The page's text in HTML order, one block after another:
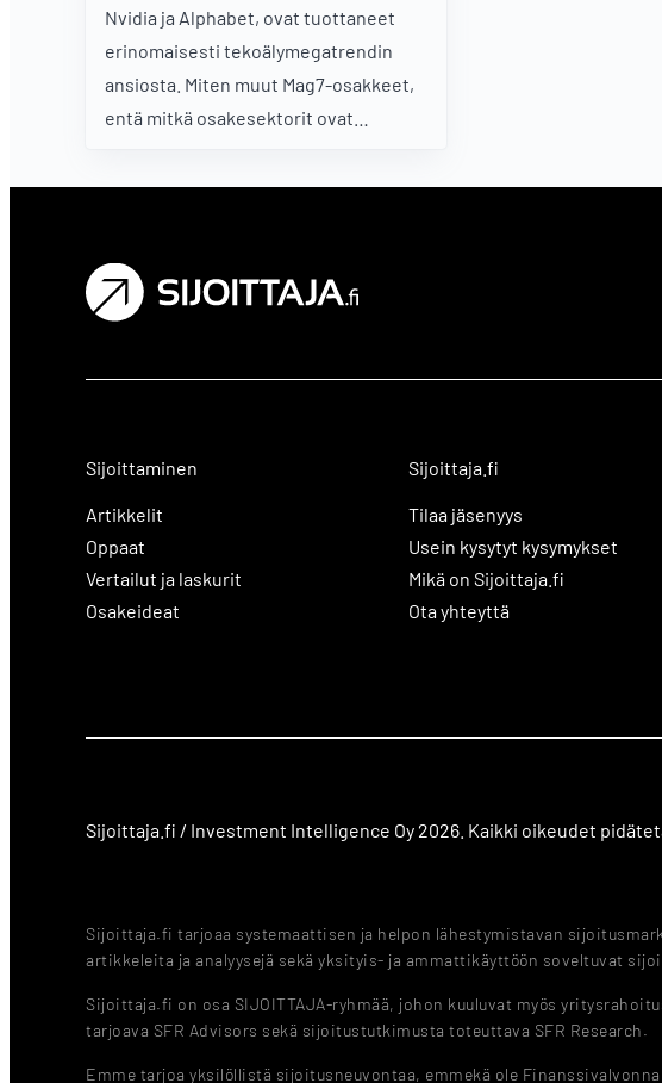
Nvidia ja Alphabet, ovat tuottaneet
erinomaisesti tekoälymegatrendin
ansiosta. Miten muut Mag7-osakkeet,
entä mitkä osakesektorit ovat
Analyysissa arvokasta tietoa
Sijoittaminen
Artikkelit
Oppaat
Vertailut ja laskurit
Osakeideat
Sijoittaja.fi
Tilaa jäsenyys
Usein kysytyt kysymykset
Mikä on Sijoittaja.fi
Ota yhteyttä
Sijoittaja.fi / Investment Intelligence Oy 2026. Kaikki oikeudet
Sijoittaja.fi tarjoaa systemaattisen ja helpon lähestymistavan
artikkeleita ja analyysejä sekä yksityis- ja ammattikäyttöön soveltuvat
Sijoittaja.fi on osa SIJOITTAJA-ryhmää, johon kuuluvat myös
tarjoava SFR Advisors sekä sijoitustutkimusta toteuttava SFR Research.
Emme tarjoa yksilöllistä sijoitusneuvontaa, emmekä ole